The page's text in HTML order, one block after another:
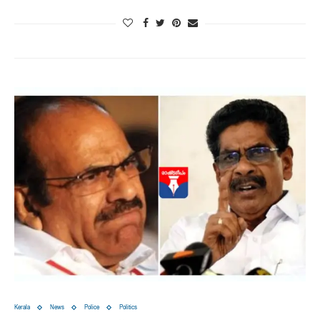
Kerala News Police Politics